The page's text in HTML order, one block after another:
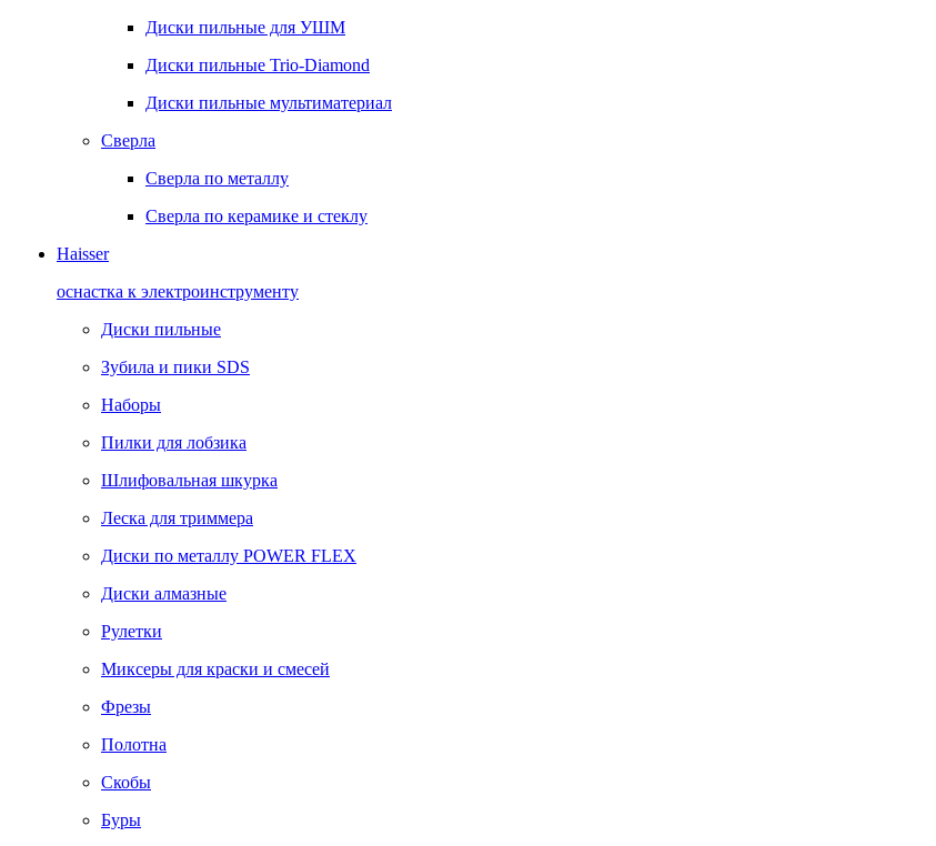
Диски пильные для УШМ
Диски пильные Trio-Diamond
Диски пильные мультиматериал
Сверла
Сверла по металлу
Сверла по керамике и стеклу
Haisser
оснастка к электроинструменту
Диски пильные
Зубила и пики SDS
Наборы
Пилки для лобзика
Шлифовальная шкурка
Леска для триммера
Диски по металлу POWER FLEX
Диски алмазные
Рулетки
Миксеры для краски и смесей
Фрезы
Полотна
Скобы
Буры